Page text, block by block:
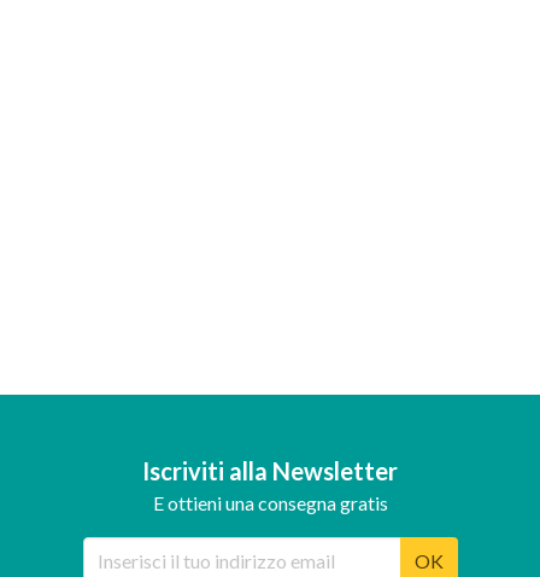
Iscriviti alla Newsletter
E ottieni una consegna gratis
OK